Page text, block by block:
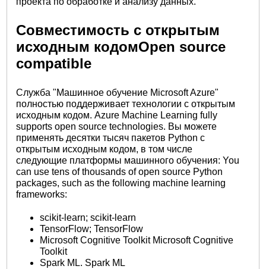
Совместимость с открытым
исходным кодомOpen source
compatible
Служба "Машинное обучение Microsoft Azure"
полностью поддерживает технологии с открытым
исходным кодом. Azure Machine Learning fully
supports open source technologies. Вы можете
применять десятки тысяч пакетов Python с
открытым исходным кодом, в том числе
следующие платформы машинного обучения: You
can use tens of thousands of open source Python
packages, such as the following machine learning
frameworks:
scikit-learn; scikit-learn
TensorFlow; TensorFlow
Microsoft Cognitive Toolkit Microsoft Cognitive
Toolkit
Spark ML. Spark ML